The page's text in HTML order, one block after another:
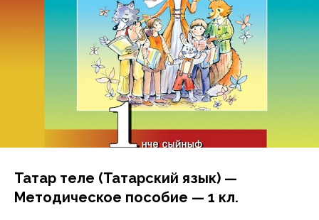
Татар теле (Татарский язык) —
Методическое пособие — 1 кл.